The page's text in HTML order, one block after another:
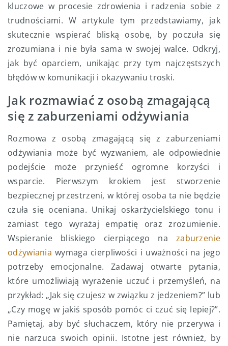
kluczowe w procesie zdrowienia i radzenia sobie z
trudnościami. W artykule tym przedstawiamy, jak
skutecznie wspierać bliską osobę, by poczuła się
zrozumiana i nie była sama w swojej walce. Odkryj,
jak być oparciem, unikając przy tym najczęstszych
błędów w komunikacji i okazywaniu troski.
Jak rozmawiać z osobą zmagającą
się z zaburzeniami odżywiania
Rozmowa z osobą zmagającą się z zaburzeniami
odżywiania może być wyzwaniem, ale odpowiednie
podejście może przynieść ogromne korzyści i
wsparcie. Pierwszym krokiem jest stworzenie
bezpiecznej przestrzeni, w której osoba ta nie będzie
czuła się oceniana. Unikaj oskarżycielskiego tonu i
zamiast tego wyrażaj empatię oraz zrozumienie.
Wspieranie bliskiego cierpiącego na zaburzenie
odżywiania wymaga cierpliwości i uważności na jego
potrzeby emocjonalne. Zadawaj otwarte pytania,
które umożliwiają wyrażenie uczuć i przemyśleń, na
przykład: „Jak się czujesz w związku z jedzeniem?” lub
„Czy mogę w jakiś sposób pomóc ci czuć się lepiej?”.
Pamiętaj, aby być słuchaczem, który nie przerywa i
nie narzuca swoich opinii. Istotne jest również, by